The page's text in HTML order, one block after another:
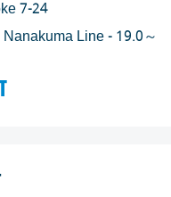
7-24
Line - 19.0～